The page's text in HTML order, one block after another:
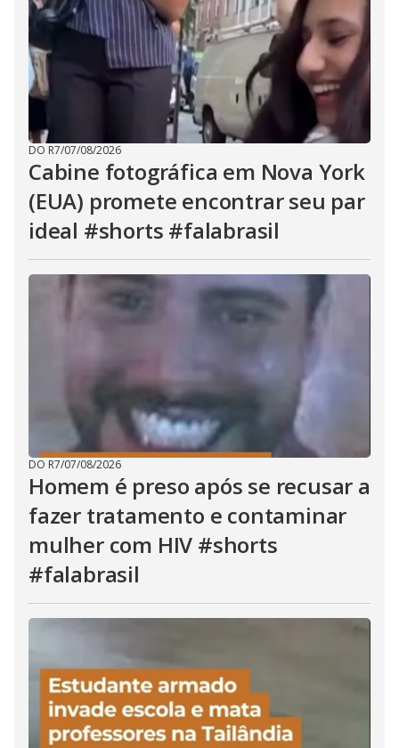
DO R7/07/08/2026
Cabine fotográfica em Nova York
(EUA) promete encontrar seu par
ideal #shorts #falabrasil
DO R7/07/08/2026
Homem é preso após se recusar a
fazer tratamento e contaminar
mulher com HIV #shorts
#falabrasil